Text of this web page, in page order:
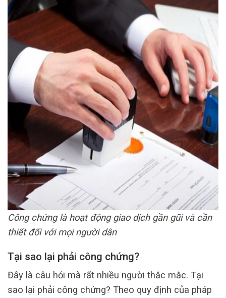
Công chứng là hoạt động giao dịch gần gũi và cần
thiết đối với mọi người dân
Tại sao lại phải công chứng?
Đây là câu hỏi mà rất nhiều người thắc mắc. Tại
sao lại phải công chứng? Theo quy định của pháp